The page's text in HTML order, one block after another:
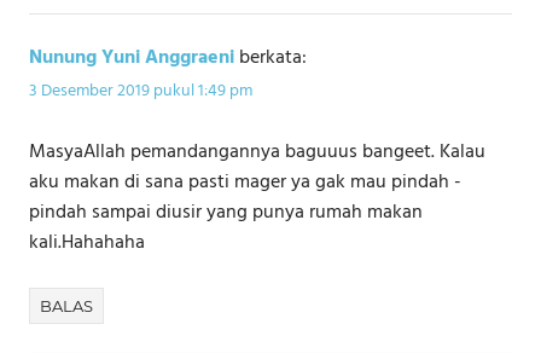
Nunung Yuni Anggraeniberkata:
3 Desember 2019 pukul 1:49 pm
MasyaAllah pemandangannya baguuus bangeet. Kalau
aku makan di sana pasti mager ya gak mau pindah -
pindah sampai diusir yang punya rumah makan
kali.Hahahaha
BALAS